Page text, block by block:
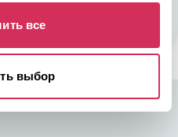
все
выбор